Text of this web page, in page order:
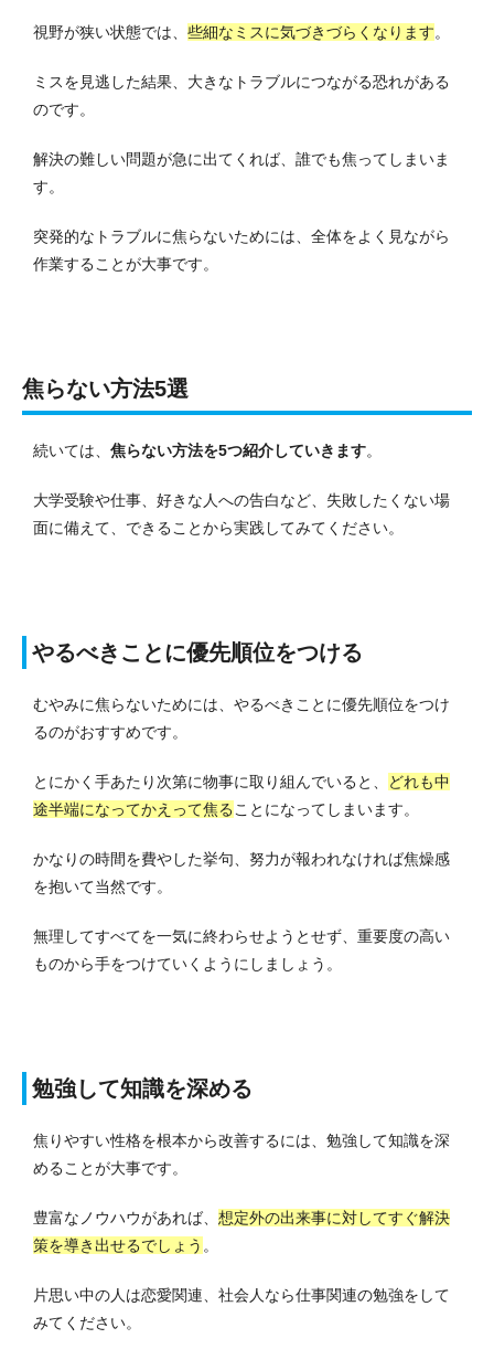
視野が狭い状態では、 些細なミスに気づきづらくなります。
ミスを見逃した結果、大きなトラブルにつながる恐れがある
のです。
解決の難しい問題が急に出てくれば、誰でも焦ってしまいま
す。
突発的なトラブルに焦らないためには、全体をよく見ながら
作業することが大事です。
焦らない方法5選
続いては、 焦らない方法を5つ紹介していきます。
大学受験や仕事、好きな人への告白など、失敗したくない場
面に備えて、できることから実践してみてください。
やるべきことに優先順位をつける
むやみに焦らないためには、やるべきことに優先順位をつけ
るのがおすすめです。
とにかく手あたり次第に物事に取り組んでいると、
どれも中
途半端になってかえって焦る ことになってしまいます。
かなりの時間を費やした挙句、努力が報われなければ焦燥感
を抱いて当然です。
無理してすべてを一気に終わらせようとせず、重要度の高い
ものから手をつけていくようにしましょう。
勉強して知識を深める
焦りやすい性格を根本から改善するには、勉強して知識を深
めることが大事です。
豊富なノウハウがあれば、 想定外の出来事に対してすぐ解決
策を導き出せるでしょう 。
片思い中の人は恋愛関連、社会人なら仕事関連の勉強をして
みてください。